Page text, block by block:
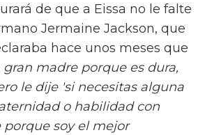
de que a Eissa no le falte
Jermaine Jackson, que
hace unos meses que
gran madre porque es dura,
le dije 'si necesitas alguna
o habilidad con
porque soy el mejor